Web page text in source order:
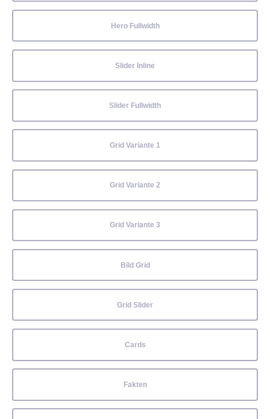
Hero Fullwidth
Slider Inline
Slider Fullwidth
Grid Variante 1
Grid Variante 2
Grid Variante 3
Bild Grid
Grid Slider
Cards
Fakten